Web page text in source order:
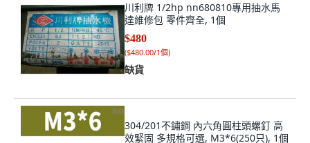
川利牌 1/2hp nn680810專用抽水馬
達維修包 零件齊全, 1個
$480
($480.00/1個)
缺貨
304/201不鏽鋼 內六角圓柱頭螺釘 高
效緊固 多規格可選, M3*6(250只), 1個